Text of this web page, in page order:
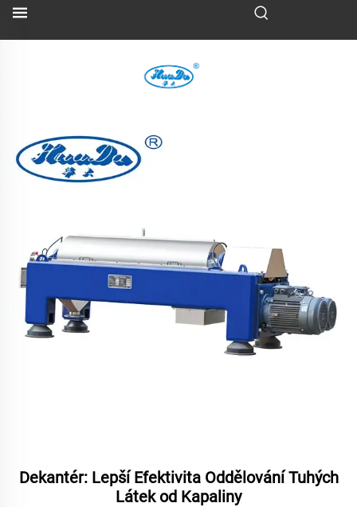
Dekantér: Lepší Efektivita Oddělování Tuhých
Látek od Kapaliny